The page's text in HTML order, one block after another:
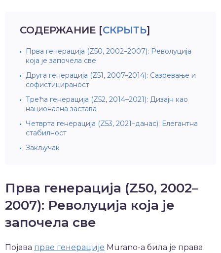
СОДЕРЖАНИЕ [СКРЫТЬ]
Прва генерација (Z50, 2002–2007): Револуција
која је започела све
Друга генерација (Z51, 2007–2014): Сазревање и
софистицираност
Трећа генерација (Z52, 2014–2021): Дизајн као
национална застава
Четврта генерација (Z53, 2021–данас): Елегантна
стабилност
Закључак
Прва генерација (Z50, 2002–
2007): Револуција која је
започела све
Појава прве генерације Murano-а била је права